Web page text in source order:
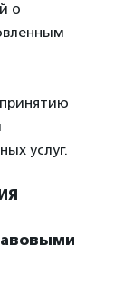
о
услуг.